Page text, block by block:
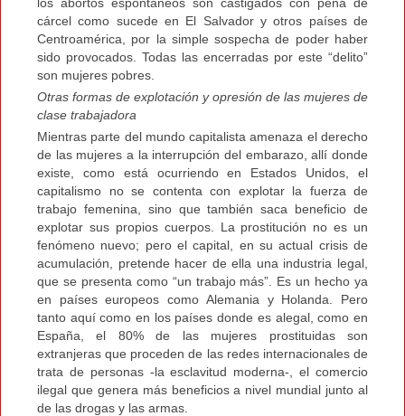
los abortos espontáneos son castigados con pena de
cárcel como sucede en El Salvador y otros países de
Centroamérica, por la simple sospecha de poder haber
sido provocados. Todas las encerradas por este “delito”
son mujeres pobres.
Otras formas de explotación y opresión de las mujeres de
clase trabajadora
Mientras parte del mundo capitalista amenaza el derecho
de las mujeres a la interrupción del embarazo, allí donde
existe, como está ocurriendo en Estados Unidos, el
capitalismo no se contenta con explotar la fuerza de
trabajo femenina, sino que también saca beneficio de
explotar sus propios cuerpos. La prostitución no es un
fenómeno nuevo; pero el capital, en su actual crisis de
acumulación, pretende hacer de ella una industria legal,
que se presenta como “un trabajo más”. Es un hecho ya
en países europeos como Alemania y Holanda. Pero
tanto aquí como en los países donde es alegal, como en
España, el 80% de las mujeres prostituidas son
extranjeras que proceden de las redes internacionales de
trata de personas -la esclavitud moderna-, el comercio
ilegal que genera más beneficios a nivel mundial junto al
de las drogas y las armas.